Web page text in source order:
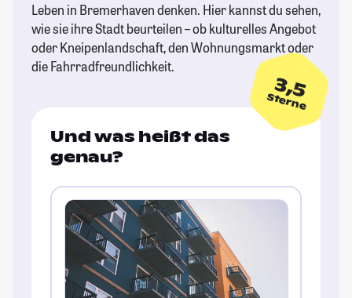
Leben in Bremerhaven denken. Hier kannst du sehen,
wie sie ihre Stadt beurteilen – ob kulturelles Angebot
oder Kneipenlandschaft, den Wohnungsmarkt oder
die Fahrradfreundlichkeit.
3,5
Sterne
Und was heißt das
genau?